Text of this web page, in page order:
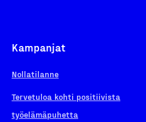
Kampanjat
Nollatilanne
Tervetuloa kohti positiivista
työelämäpuhetta